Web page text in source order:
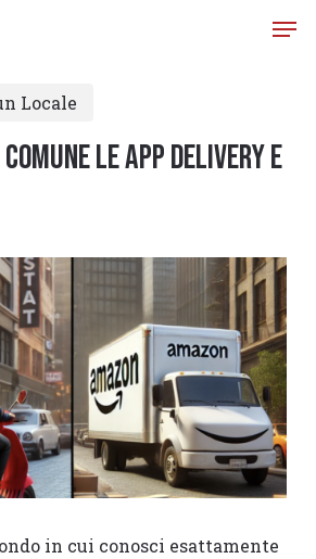
Locale
comune le app delivery e
in cui conosci esattamente